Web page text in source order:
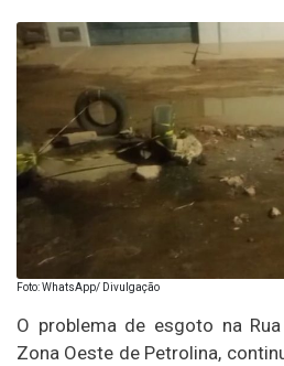
Foto: WhatsApp/ Divulgação
O problema de esgoto na
Zona Oeste de Petrolina,